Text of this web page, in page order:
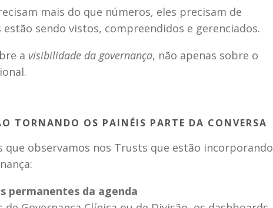
mais do que números, eles precisam de
sendo vistos, compreendidos e gerenciados.
a visibilidade da governança, não apenas sobre o
TORNANDO OS PAINÉIS PARTE DA CONVERSA
que observamos nos Trusts que estão incorporando
permanentes da agenda